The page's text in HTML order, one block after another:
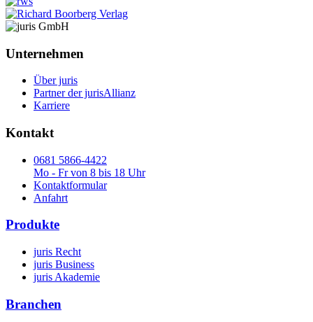
Unternehmen
Über juris
Partner der jurisAllianz
Karriere
Kontakt
0681 5866-4422
Mo - Fr von 8 bis 18 Uhr
Kontaktformular
Anfahrt
Produkte
juris Recht
juris Business
juris Akademie
Branchen